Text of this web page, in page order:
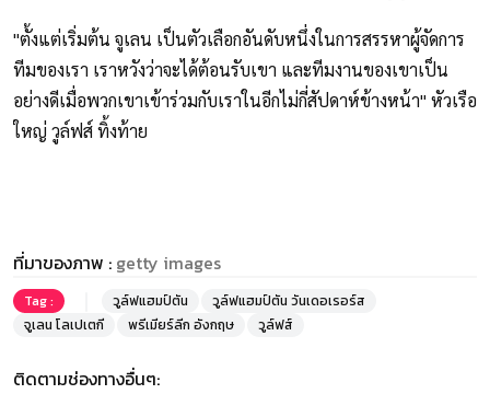
"ตั้งแต่เริ่มต้น จูเลน เป็นตัวเลือกอันดับหนึ่งในการสรรหาผู้จัดการ
ทีมของเรา เราหวังว่าจะได้ต้อนรับเขา และทีมงานของเขาเป็น
อย่างดีเมื่อพวกเขาเข้าร่วมกับเราในอีกไม่กี่สัปดาห์ข้างหน้า" หัวเรือ
ใหญ่ วูล์ฟส์ ทิ้งท้าย
ที่มาของภาพ : getty images
Tag : วูล์ฟแฮมป์ตัน
วูล์ฟแฮมป์ตัน วันเดอเรอร์ส
จูเลน โลเปเตกี
พรีเมียร์ลีก อังกฤษ วูล์ฟส์
ติดตามช่องทางอื่นๆ: